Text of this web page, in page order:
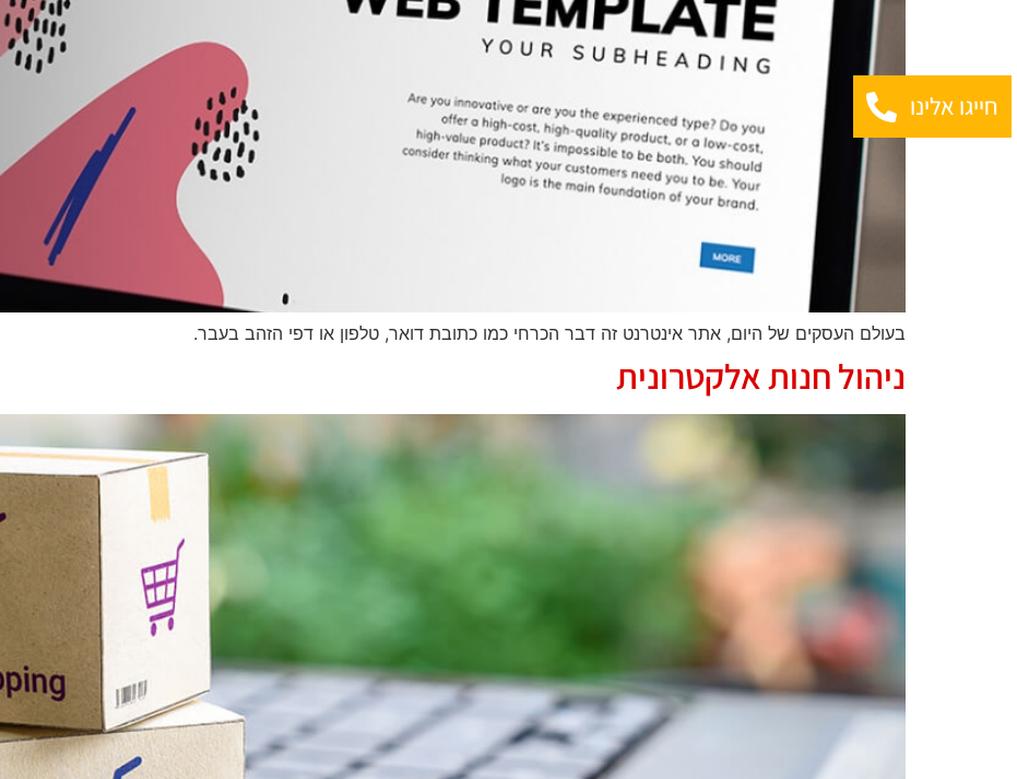
בעולם העסקים של היום, אתר אינטרנט זה דבר הכרחי כמו כתובת דואר, טלפון או דפי הזהב בעבר.
ניהול חנות אלקטרונית
חייגו אלינו